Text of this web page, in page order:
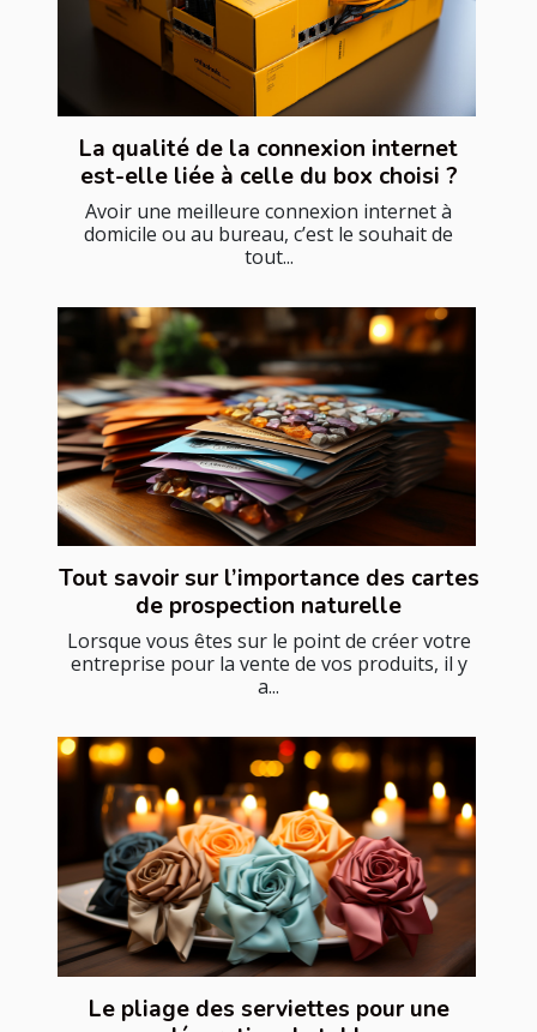
La qualité de la connexion internet
est-elle liée à celle du box choisi ?
Avoir une meilleure connexion internet à
domicile ou au bureau, c’est le souhait de
tout...
Tout savoir sur l’importance des cartes
de prospection naturelle
Lorsque vous êtes sur le point de créer votre
entreprise pour la vente de vos produits, il y
a...
Le pliage des serviettes pour une